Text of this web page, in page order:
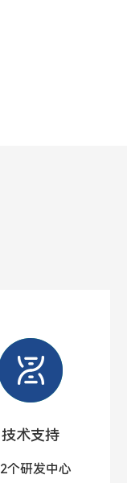
技术支持
2个研发中心